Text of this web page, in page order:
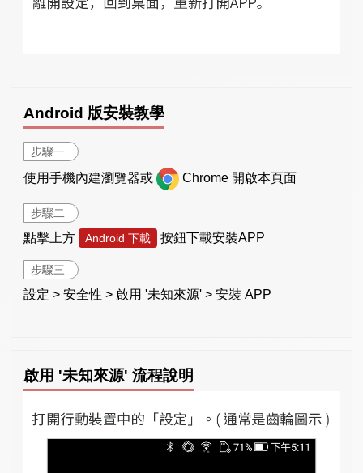
Android 版安裝教學
步驟一
使用手機內建瀏覽器或 Chrome 開啟本頁面
步驟二
點擊上方 Android 下載 按鈕下載安裝APP
步驟三
設定 > 安全性 > 啟用 '未知來源' > 安裝 APP
啟用 '未知來源' 流程說明